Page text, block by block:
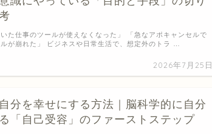
2026年7月25日
いた仕事のツールが使えなくなった」 「急なアポキャンセルで
が崩れた」 ビジネスや日常生活で、想定外のトラ …
分を幸せにする方法｜脳科学的に自分
「自己受容」のファーストステップ